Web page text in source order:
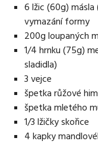
6 lžic (60g)
vymazání formy
200g loupaných
1/4 hrnku (75g)
sladidla)
3 vejce
špetka růžové
špetka mletého
1/3 lžičky skořice
4 kapky